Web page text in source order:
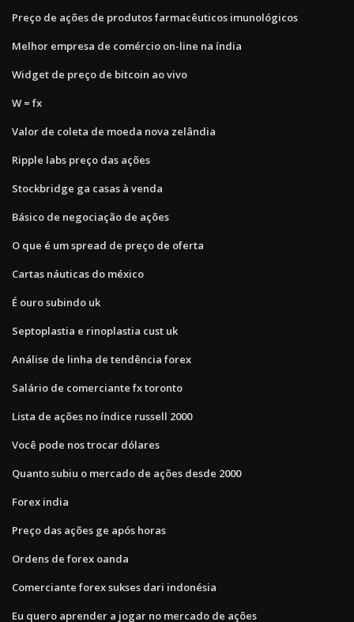
Preço de ações de produtos farmacêuticos imunológicos
Melhor empresa de comércio on-line na índia
Widget de preço de bitcoin ao vivo
W = fx
Valor de coleta de moeda nova zelândia
Ripple labs preço das ações
Stockbridge ga casas à venda
Básico de negociação de ações
O que é um spread de preço de oferta
Cartas náuticas do méxico
É ouro subindo uk
Septoplastia e rinoplastia cust uk
Análise de linha de tendência forex
Salário de comerciante fx toronto
Lista de ações no índice russell 2000
Você pode nos trocar dólares
Quanto subiu o mercado de ações desde 2000
Forex india
Preço das ações ge após horas
Ordens de forex oanda
Comerciante forex sukses dari indonésia
Eu quero aprender a jogar no mercado de ações